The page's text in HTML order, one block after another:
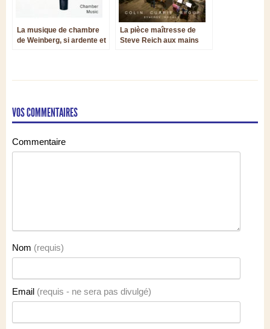
La musique de chambre
de Weinberg, si ardente et
La pièce maîtresse de
Steve Reich aux mains
VOS COMMENTAIRES
Commentaire
Nom (requis)
Email (requis - ne sera pas divulgé)